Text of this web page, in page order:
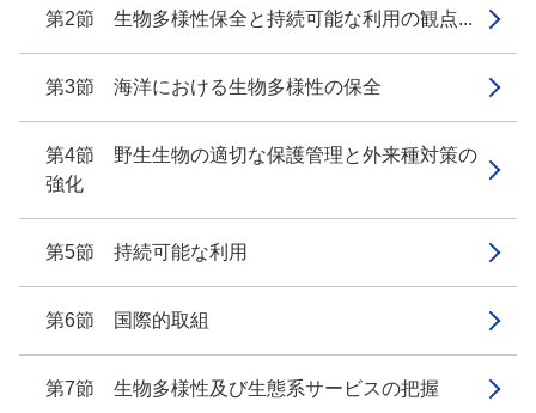
第2節 生物多様性保全と持続可能な利用の観点...
第3節 海洋における生物多様性の保全
第4節 野生生物の適切な保護管理と外来種対策の
強化
第5節 持続可能な利用
第6節 国際的取組
第7節 生物多様性及び生態系サービスの把握